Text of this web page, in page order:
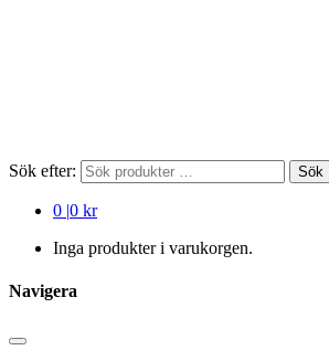
Sök efter: Sök
0 |0 kr
Inga produkter i varukorgen.
Navigera